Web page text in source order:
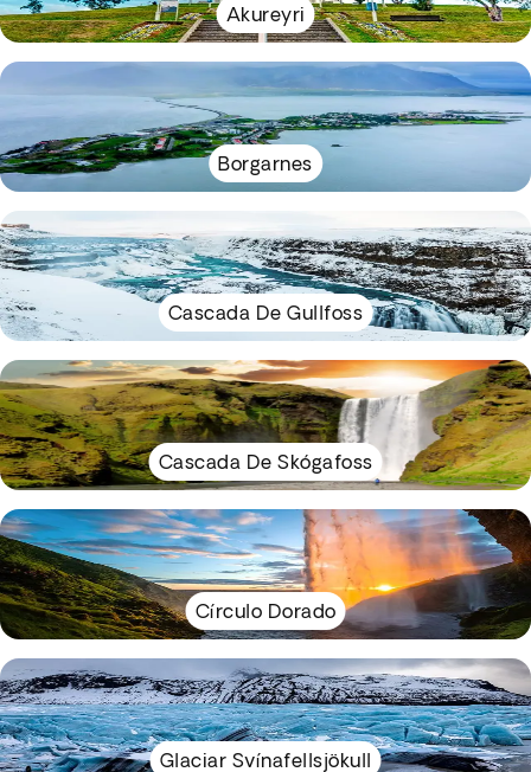
Akureyri
Borgarnes
Cascada De Gullfoss
Cascada De Skógafoss
Círculo Dorado
Glaciar Svínafellsjökull